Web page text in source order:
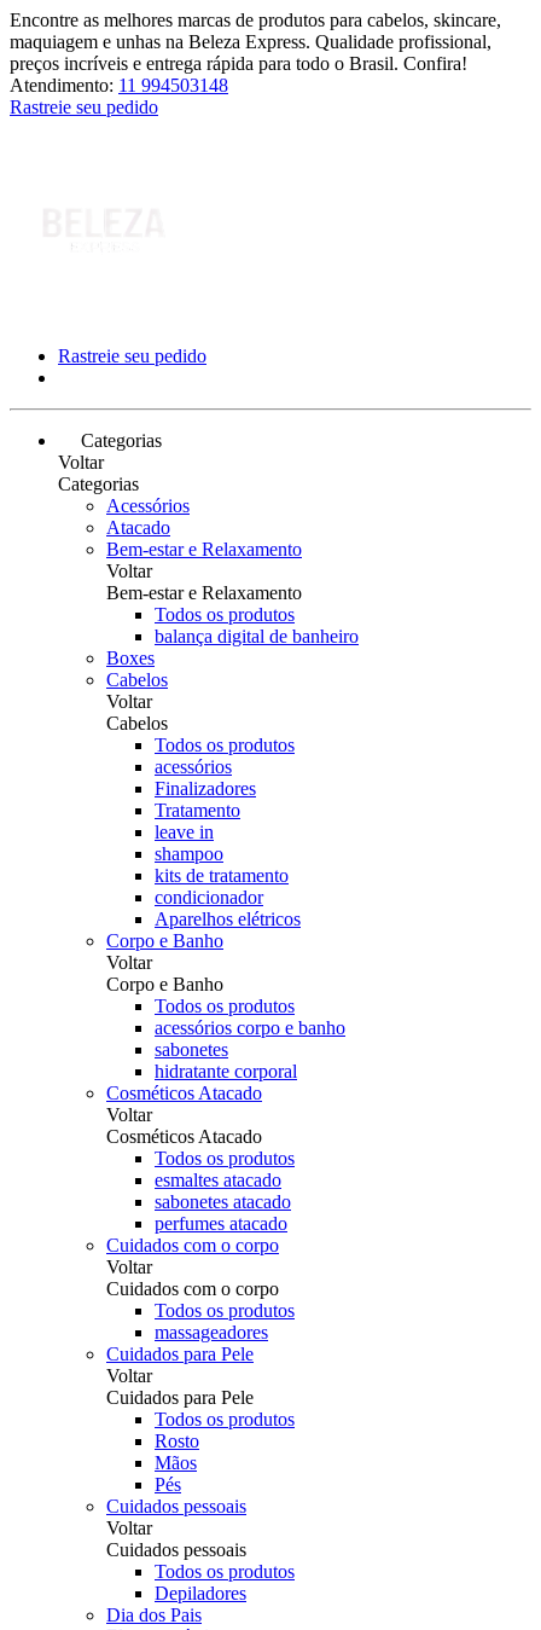
Encontre as melhores marcas de produtos para cabelos, skincare,
maquiagem e unhas na Beleza Express. Qualidade profissional,
preços incríveis e entrega rápida para todo o Brasil. Confira!
Atendimento: 11 994503148
Rastreie seu pedido
Rastreie seu pedido
Categorias
Voltar
Categorias
Acessórios
Atacado
Bem-estar e Relaxamento
Voltar
Bem-estar e Relaxamento
Todos os produtos
balança digital de banheiro
Boxes
Cabelos
Voltar
Cabelos
Todos os produtos
acessórios
Finalizadores
Tratamento
leave in
shampoo
kits de tratamento
condicionador
Aparelhos elétricos
Corpo e Banho
Voltar
Corpo e Banho
Todos os produtos
acessórios corpo e banho
sabonetes
hidratante corporal
Cosméticos Atacado
Voltar
Cosméticos Atacado
Todos os produtos
esmaltes atacado
sabonetes atacado
perfumes atacado
Cuidados com o corpo
Voltar
Cuidados com o corpo
Todos os produtos
massageadores
Cuidados para Pele
Voltar
Cuidados para Pele
Todos os produtos
Rosto
Mãos
Pés
Cuidados pessoais
Voltar
Cuidados pessoais
Todos os produtos
Depiladores
Dia dos Pais